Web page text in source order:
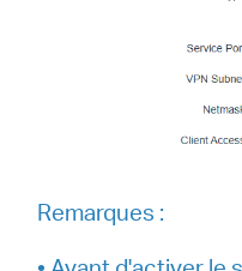
Remarques :